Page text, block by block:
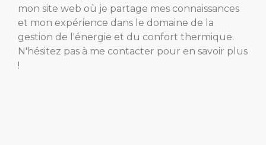
mon site web où je partage mes connaissances
et mon expérience dans le domaine de la
gestion de l'énergie et du confort thermique.
N'hésitez pas à me contacter pour en savoir plus
!